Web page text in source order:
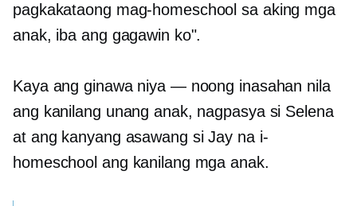
pagkakataong mag-homeschool sa aking mga
anak, iba ang gagawin ko".
Kaya ang ginawa niya — noong inasahan nila
ang kanilang unang anak, nagpasya si Selena
at ang kanyang asawang si Jay na i-
homeschool ang kanilang mga anak.